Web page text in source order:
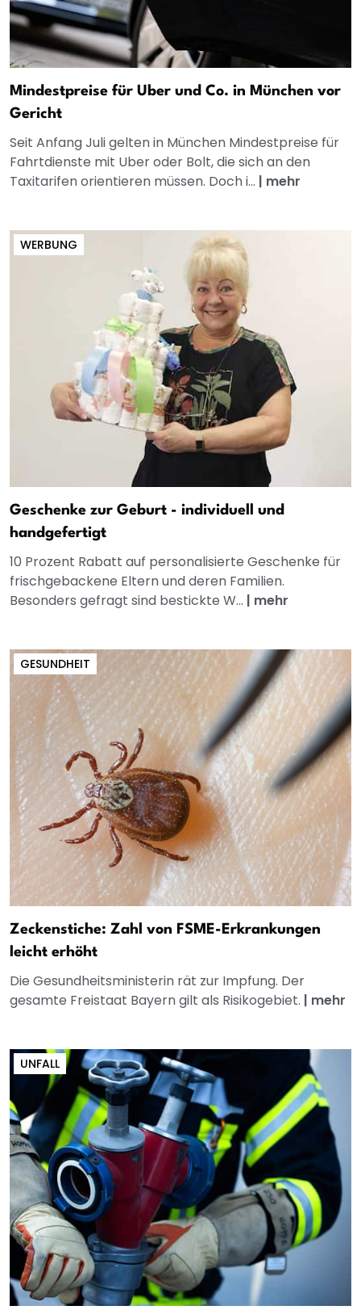
Mindestpreise für Uber und Co. in München vor
Gericht
Seit Anfang Juli gelten in München Mindestpreise für
Fahrtdienste mit Uber oder Bolt, die sich an den
Taxitarifen orientieren müssen. Doch i... | mehr
WERBUNG
Geschenke zur Geburt - individuell und
handgefertigt
10 Prozent Rabatt auf personalisierte Geschenke für
frischgebackene Eltern und deren Familien.
Besonders gefragt sind bestickte W... | mehr
GESUNDHEIT
Zeckenstiche: Zahl von FSME-Erkrankungen
leicht erhöht
Die Gesundheitsministerin rät zur Impfung. Der
gesamte Freistaat Bayern gilt als Risikogebiet. | mehr
UNFALL